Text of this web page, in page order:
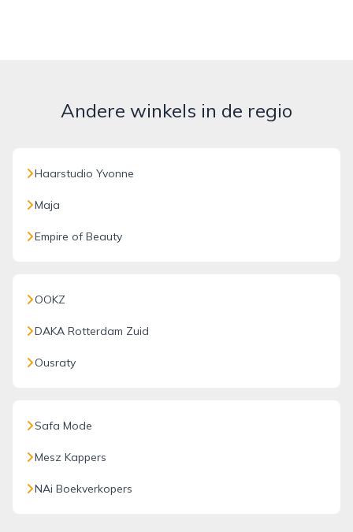
Andere winkels in de regio
Haarstudio Yvonne
Maja
Empire of Beauty
OOKZ
DAKA Rotterdam Zuid
Ousraty
Safa Mode
Mesz Kappers
NAi Boekverkopers